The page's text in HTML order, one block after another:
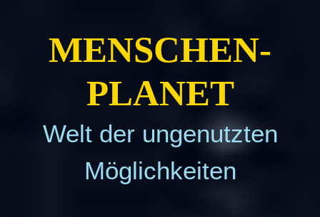
MEN­SCHEN­
PLA­NET
Welt der ungenutzten
Möglichkeiten